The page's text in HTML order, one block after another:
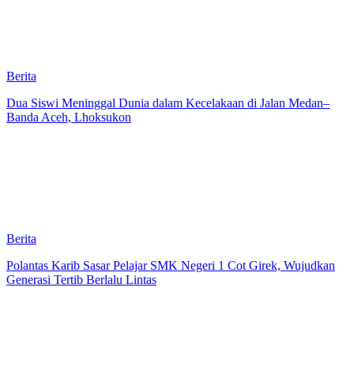
Berita
Dua Siswi Meninggal Dunia dalam Kecelakaan di Jalan Medan–
Banda Aceh, Lhoksukon
Berita
Polantas Karib Sasar Pelajar SMK Negeri 1 Cot Girek, Wujudkan
Generasi Tertib Berlalu Lintas